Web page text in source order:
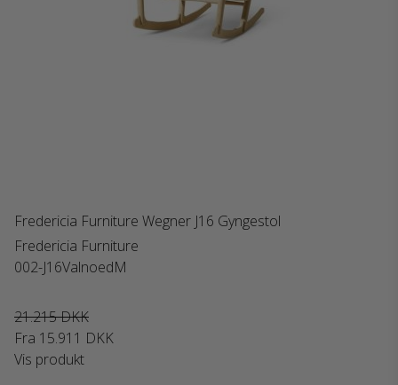
Fredericia Furniture Wegner J16 Gyngestol
Fredericia Furniture
002-J16ValnoedM
21.215 DKK
Fra 15.911 DKK
Vis produkt